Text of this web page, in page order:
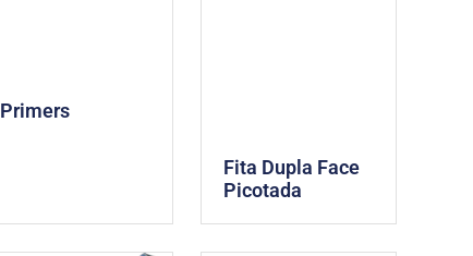
Primers
Fita Dupla Face
Picotada